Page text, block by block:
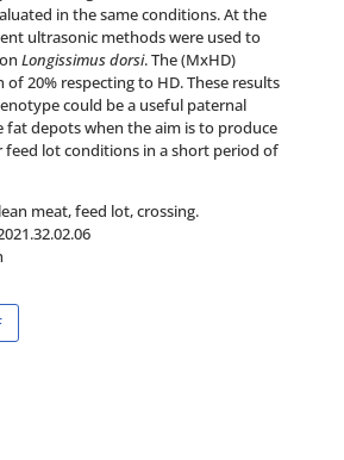
in the same conditions. At the
ultrasonic methods were used to
Longissimus dorsi. The (MxHD)
of 20%respecting to HD. These results
could be a useful paternal
fat depots when the aim is to produce
feed lot conditions in a short period of
meat, feed lot, crossing.